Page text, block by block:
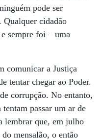
pode ser
Qualquer cidadão
sempre foi – uma
comunicar a Justiça
tentar chegar ao Poder.
corrupção. No entanto,
passar um ar de
lembrar que, em julho
mensalão, o então